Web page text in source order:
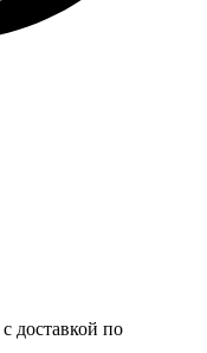
с доставкой по